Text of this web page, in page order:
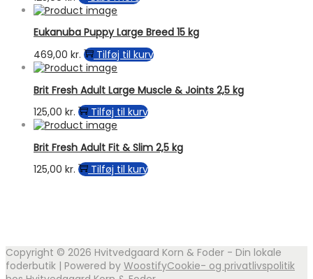
Eukanuba Puppy Large Breed 15 kg
469,00 kr. Tilføj til kurv
Brit Fresh Adult Large Muscle & Joints 2,5 kg
125,00 kr. Tilføj til kurv
Brit Fresh Adult Fit & Slim 2,5 kg
125,00 kr. Tilføj til kurv
Copyright © 2026 Hvitvedgaard Korn & Foder - Din lokale
foderbutik | Powered by WoostifyCookie- og privatlivspolitik